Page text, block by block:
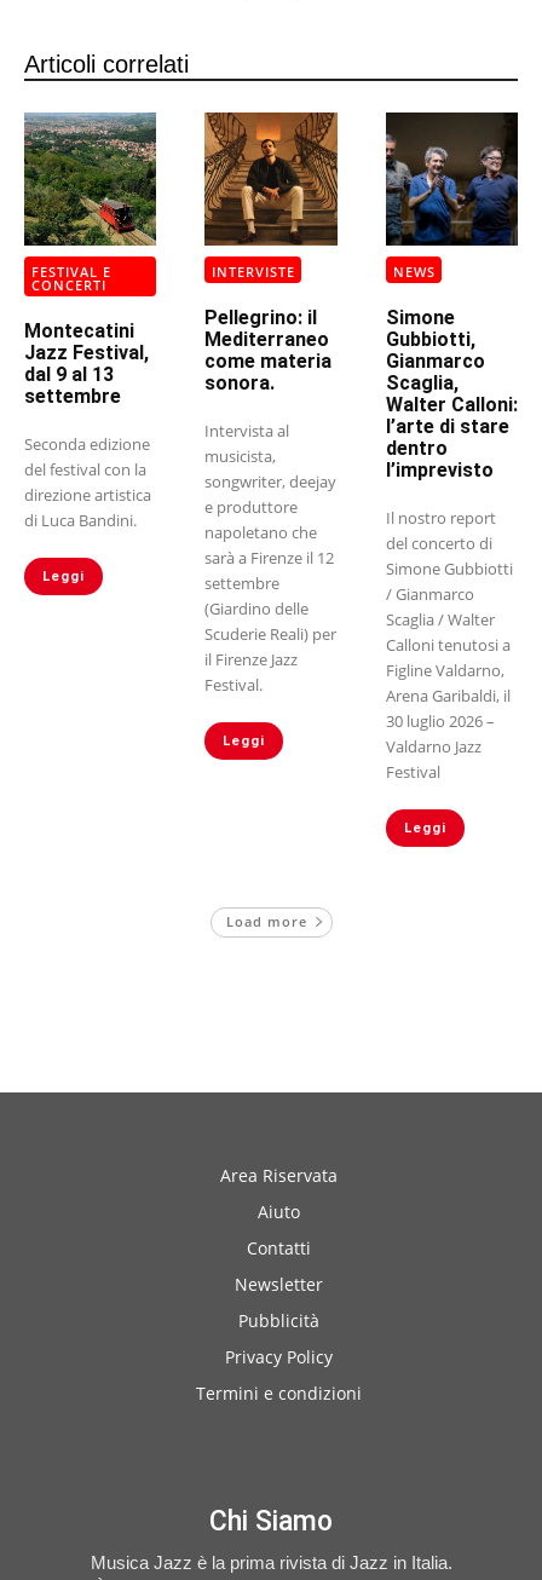
Articoli correlati
FESTIVAL E
CONCERTI
Montecatini
Jazz Festival,
dal 9 al 13
settembre
Seconda edizione
del festival con la
direzione artistica
di Luca Bandini.
Leggi
INTERVISTE
Pellegrino: il
Mediterraneo
come materia
sonora.
Intervista al
musicista,
songwriter, deejay
e produttore
napoletano che
sarà a Firenze il 12
settembre
(Giardino delle
Scuderie Reali) per
il Firenze Jazz
Festival.
Leggi
NEWS
Simone
Gubbiotti,
Gianmarco
Scaglia,
Walter Calloni:
l’arte di stare
dentro
l’imprevisto
Il nostro report
del concerto di
Simone Gubbiotti
/ Gianmarco
Scaglia / Walter
Calloni tenutosi a
Figline Valdarno,
Arena Garibaldi, il
30 luglio 2026 –
Valdarno Jazz
Festival
Leggi
Load more
Area Riservata
Aiuto
Contatti
Newsletter
Pubblicità
Privacy Policy
Termini e condizioni
Chi Siamo
Musica Jazz è la prima rivista di Jazz in Italia.